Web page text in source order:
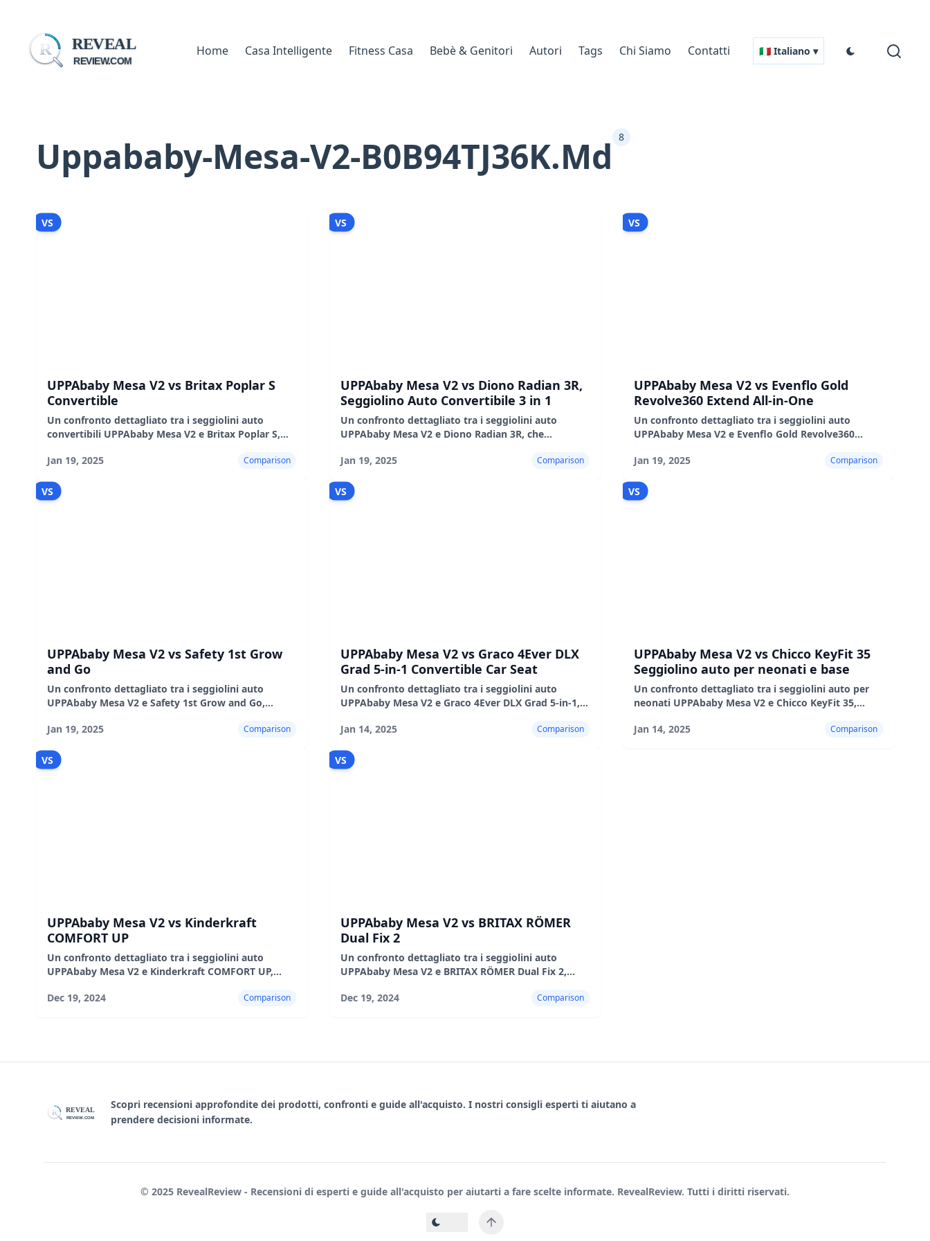
R REVEAL
REVIEW.COM
Home Casa Intelligente Fitness Casa Bebè & Genitori Autori Tags Chi Siamo Contatti 🇮🇹 Italiano ▾
Uppababy-Mesa-V2-B0B94TJ36K.md 8
VS
UPPAbaby Mesa V2 vs Britax Poplar S
Convertible
Un confronto dettagliato tra i seggiolini auto
convertibili UPPAbaby Mesa V2 e Britax Poplar S,
Jan 19, 2025
Comparison
VS
UPPAbaby Mesa V2 vs Diono Radian 3R,
Seggiolino Auto Convertibile 3 in 1
Un confronto dettagliato tra i seggiolini auto
UPPAbaby Mesa V2 e Diono Radian 3R, che
Jan 19, 2025
Comparison
VS
UPPAbaby Mesa V2 vs Evenflo Gold
Revolve360 Extend All-in-One
Un confronto dettagliato tra i seggiolini auto
UPPAbaby Mesa V2 e Evenflo Gold Revolve360
i contro.
Jan 19, 2025 Comparison
VS
UPPAbaby Mesa V2 vs Safety 1st Grow
and Go
Un confronto dettagliato tra i seggiolini auto
UPPAbaby Mesa V2 e Safety 1st Grow and Go,
Jan 19, 2025
Comparison
VS
UPPAbaby Mesa V2 vs Graco 4Ever DLX
Grad 5-in-1 Convertible Car Seat
Un confronto dettagliato tra i seggiolini auto
UPPAbaby Mesa V2 e Graco 4Ever DLX Grad 5-in-1,
Jan 14, 2025
Comparison
VS
UPPAbaby Mesa V2 vs Chicco KeyFit 35
Seggiolino auto per neonati e base
Un confronto dettagliato tra i seggiolini auto per
neonati UPPAbaby Mesa V2 e Chicco KeyFit 35,
mondo reale.
Jan 14, 2025 Comparison
VS
UPPAbaby Mesa V2 vs Kinderkraft
COMFORT UP
Un confronto dettagliato tra i seggiolini auto
UPPAbaby Mesa V2 e Kinderkraft COMFORT UP,
Dec 19, 2024
Comparison
VS
UPPAbaby Mesa V2 vs BRITAX RÖMER
Dual Fix 2
Un confronto dettagliato tra i seggiolini auto
UPPAbaby Mesa V2 e BRITAX RÖMER Dual Fix 2,
Dec 19, 2024
Comparison
R REVEAL
REVIEW.COM
Scopri recensioni approfondite dei prodotti, confronti e guide all'acquisto. I nostri consigli esperti ti aiutano a
prendere decisioni informate.
© 2025 RevealReview - Recensioni di esperti e guide all'acquisto per aiutarti a fare scelte informate. RevealReview. Tutti i diritti riservati.